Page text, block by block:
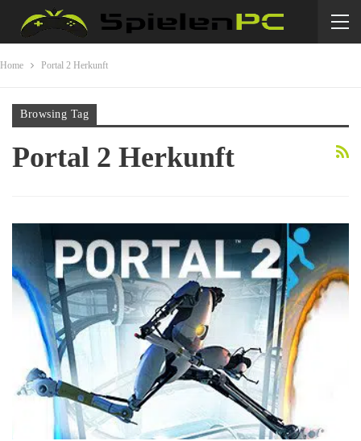
Home Portal 2 Herkunft
Browsing Tag
Portal 2 Herkunft